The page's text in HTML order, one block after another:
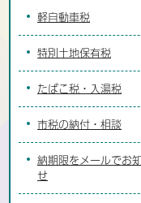
軽自動車税
特別土地保有税
たばこ税・入湯税
市税の納付・相談
納期限をメールでお
せ